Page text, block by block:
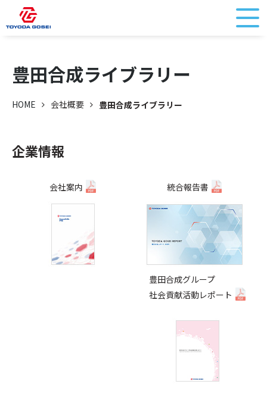
豊田合成ライブラリー
HOME 会社概要 豊田合成ライブラリー
企業情報
会社案内 統合報告書
豊田合成グループ
社会貢献活動レポート